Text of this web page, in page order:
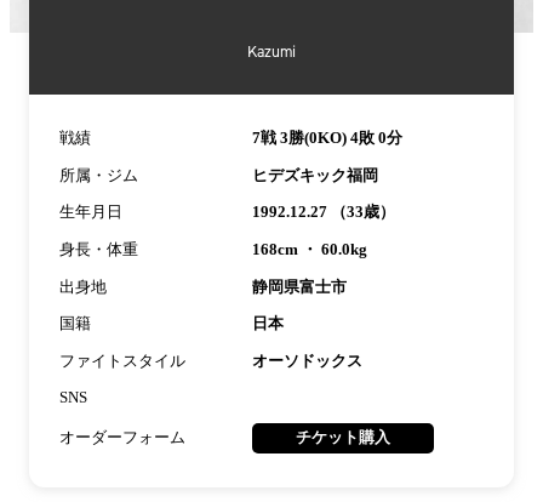
Kazumi
戦績 7戦 3勝(0KO) 4敗 0分
所属・ジム ヒデズキック福岡
生年月日 1992.12.27 （33歳）
身長・体重 168cm ・ 60.0kg
出身地 静岡県富士市
国籍 日本
ファイトスタイル オーソドックス
SNS
オーダーフォーム チケット購入